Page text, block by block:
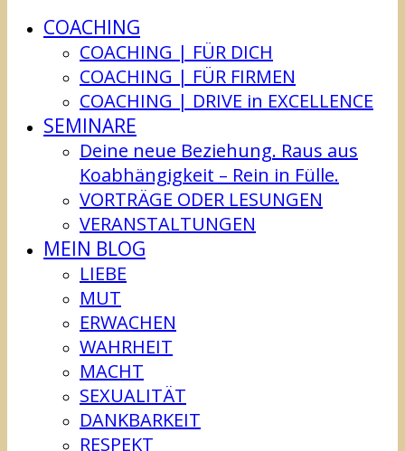
COACHING
COACHING | FÜR DICH
COACHING | FÜR FIRMEN
COACHING | DRIVE in EXCELLENCE
SEMINARE
Deine neue Beziehung. Raus aus
Koabhängigkeit – Rein in Fülle.
VORTRÄGE ODER LESUNGEN
VERANSTALTUNGEN
MEIN BLOG
LIEBE
MUT
ERWACHEN
WAHRHEIT
MACHT
SEXUALITÄT
DANKBARKEIT
RESPEKT